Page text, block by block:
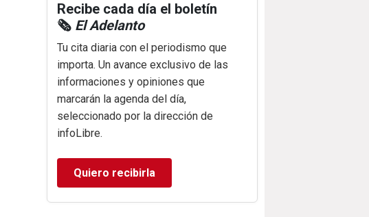
Recibe cada día el boletín
🗞️ El Adelanto
Tu cita diaria con el periodismo que
importa. Un avance exclusivo de las
informaciones y opiniones que
marcarán la agenda del día,
seleccionado por la dirección de
infoLibre.
Quiero recibirla